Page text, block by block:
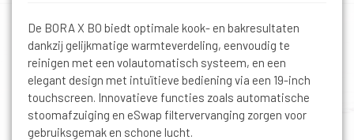
De BORA X BO biedt optimale kook- en bakresultaten
dankzij gelijkmatige warmteverdeling, eenvoudig te
reinigen met een volautomatisch systeem, en een
elegant design met intuïtieve bediening via een 19-inch
touchscreen. Innovatieve functies zoals automatische
stoomafzuiging en eSwap filtervervanging zorgen voor
gebruiksgemak en schone lucht.